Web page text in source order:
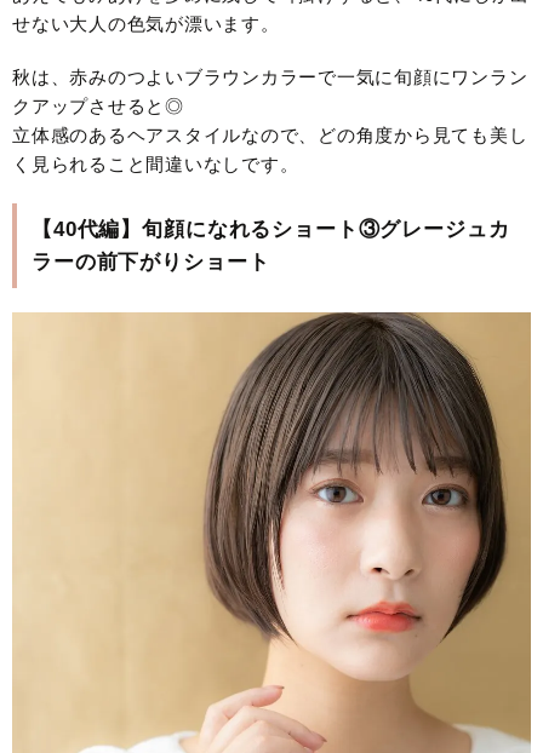
せない大人の色気が漂います。
秋は、赤みのつよいブラウンカラーで一気に旬顔にワンラン
クアップさせると◎
立体感のあるヘアスタイルなので、どの角度から見ても美し
く見られること間違いなしです。
【40代編】旬顔になれるショート③グレージュカ
ラーの前下がりショート